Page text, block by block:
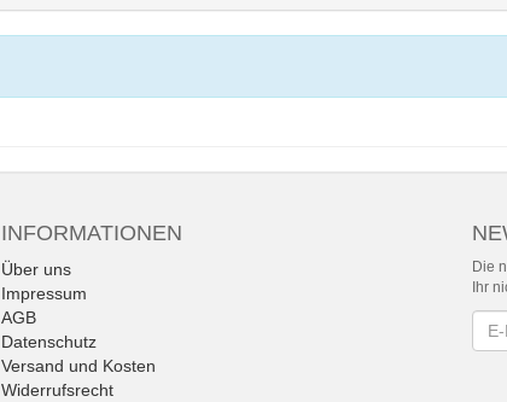
INFORMATIONEN
Über uns
Impressum
AGB
Datenschutz
Versand und Kosten
Widerrufsrecht
Die
Ihr